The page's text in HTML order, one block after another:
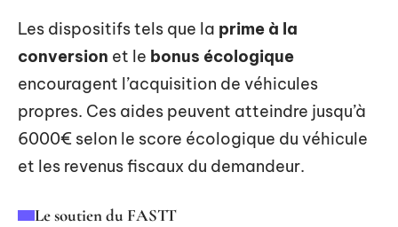
Les dispositifs tels que la prime à la
conversion et le bonus écologique
encouragent l’acquisition de véhicules
propres. Ces aides peuvent atteindre jusqu’à
6000€ selon le score écologique du véhicule
et les revenus fiscaux du demandeur.
Le soutien du FASTT